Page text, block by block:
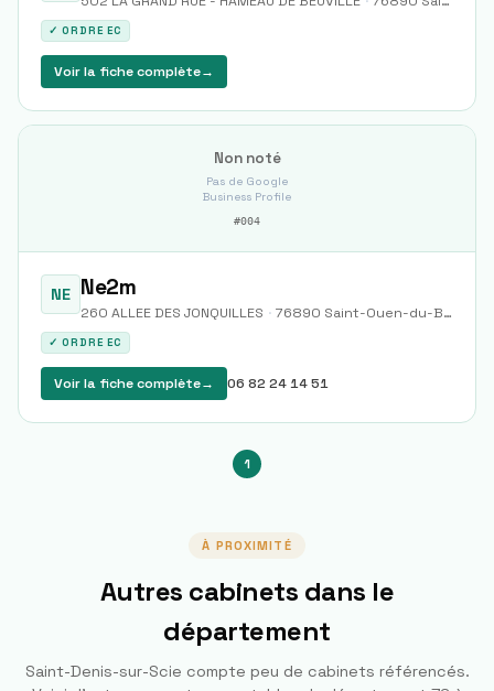
✓ ORDRE EC
Voir la fiche complète→
Non noté
Pas de Google
Business Profile
#004
NE Ne2m
260 ALLEE DES JONQUILLES · 76890 Saint-Ouen-du-Breuil
✓ ORDRE EC
Voir la fiche complète→ 06 82 24 14 51
1
À PROXIMITÉ
Autres cabinets dans le
département
Saint-Denis-sur-Scie compte peu de cabinets référencés.